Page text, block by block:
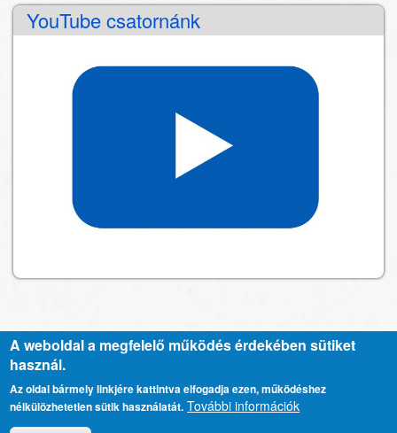
YouTube csatornánk
Lábléc
menü
Kapcsolat
Adatkezelési tájékoztató
A weboldal a megfelelő működés érdekében sütiket
használ.
Az oldal bármely linkjére kattintva elfogadja ezen, működéshez
nélkülözhetetlen sütik használatát. További információk